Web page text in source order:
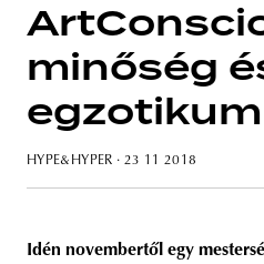
minőség
egzotikum
HYPE&HYPER · 23 11 2018
Idén novembertől egy